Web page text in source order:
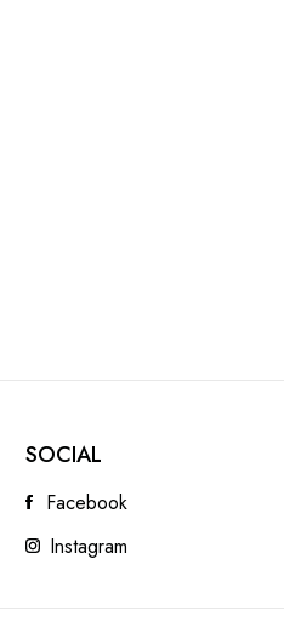
SOCIAL
Facebook
Instagram